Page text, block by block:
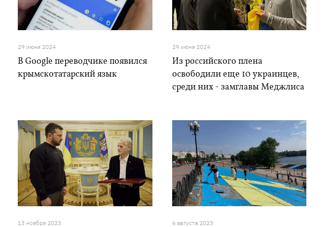
29 июня 2024
В Google переводчике появился
крымскотатарский язык
29 июня 2024
Из российского плена
освободили еще 10 украинцев,
среди них - замглавы Меджлиса
13 ноября 2023 6 августа 2023